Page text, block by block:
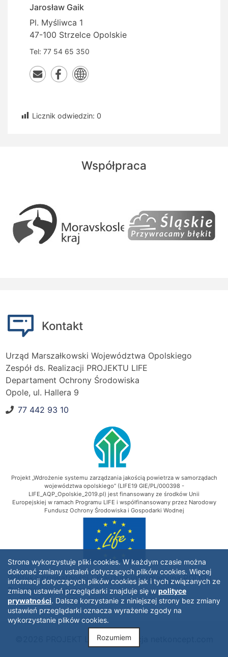
Jarosław Gaik
Pl. Myśliwca 1
47-100 Strzelce Opolskie
Tel: 77 54 65 350
Licznik odwiedzin: 0
Współpraca
Kontakt
Urząd Marszałkowski Województwa Opolskiego
Zespół ds. Realizacji PROJEKTU LIFE
Departament Ochrony Środowiska
Opole, ul. Hallera 9
Nr telefonu:
77 442 93 10
Projekt „Wdrożenie systemu zarządzania jakością powietrza w samorządach
województwa opolskiego” (LIFE19 GIE/PL/000398 -
LIFE_AQP_Opolskie_2019.pl) jest finansowany ze środków Unii
Europejskiej w ramach Programu LIFE i współfinansowany przez Narodowy
Fundusz Ochrony Środowiska i Gospodarki Wodnej
Polityka prywatności|Klauzula informacyjna RODO|
Deklaracja dostępności
©2026 PROJEKT LIFE - Realizacja
Strona wykorzystuje pliki cookies. W każdym czasie można
dokonać zmiany ustaleń dotyczących plików cookies. Więcej
informacji dotyczących plików cookies jak i tych związanych ze
zmianą ustawień przeglądarki znajduje się w polityce
prywatności. Dalsze korzystanie z niniejszej strony bez zmiany
ustawień przeglądarki oznacza wyrażenie zgody na
wykorzystanie plików cookies.
Rozumiem